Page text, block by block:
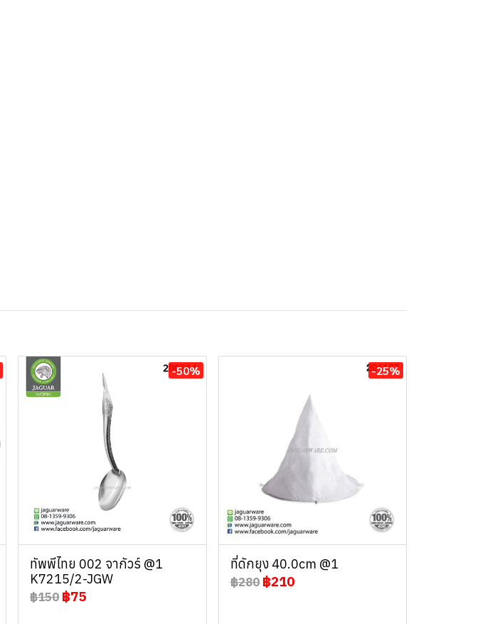
-50%
ทัพพีไทย 002 จากัวร์ @1
K7215/2-JGW
฿150 ฿75
-25%
ที่ดักยุง 40.0cm @1
฿280 ฿210